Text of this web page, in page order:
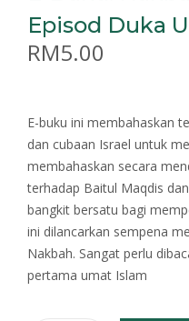
Episod Duka
RM5.00
E-buku ini membahaskan
dan cubaan Israel untuk
membahaskan secara
terhadap Baitul Maqdis
bangkit bersatu bagi
ini dilancarkan sempena
Nakbah. Sangat perlu
pertama umat Islam